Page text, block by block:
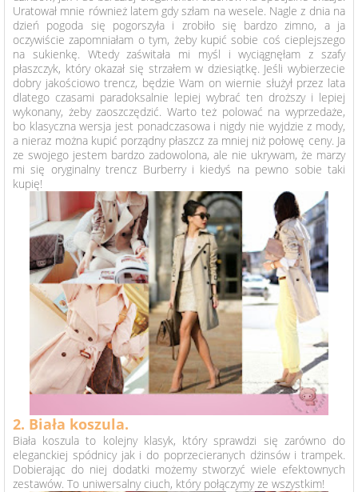
Uratował mnie również latem gdy szłam na wesele. Nagle z dnia na
dzień pogoda się pogorszyła i zrobiło się bardzo zimno, a ja
oczywiście zapomniałam o tym, żeby kupić sobie coś cieplejszego
na sukienkę. Wtedy zaświtała mi myśl i wyciągnęłam z szafy
płaszczyk, który okazał się strzałem w dziesiątkę. Jeśli wybierzecie
dobry jakościowo trencz, będzie Wam on wiernie służył przez lata
dlatego czasami paradoksalnie lepiej wybrać ten droższy i lepiej
wykonany, żeby zaoszczędzić. Warto też polować na wyprzedaże,
bo klasyczna wersja jest ponadczasowa i nigdy nie wyjdzie z mody,
a nieraz można kupić porządny płaszcz za mniej niż połowę ceny. Ja
ze swojego jestem bardzo zadowolona, ale nie ukrywam, że marzy
mi się oryginalny trencz Burberry i kiedyś na pewno sobie taki
kupię!
2. Biała koszula.
Biała koszula to kolejny klasyk, który sprawdzi się zarówno do
eleganckiej spódnicy jak i do poprzecieranych dżinsów i trampek.
Dobierając do niej dodatki możemy stworzyć wiele efektownych
zestawów. To uniwersalny ciuch, który połączymy ze wszystkim!